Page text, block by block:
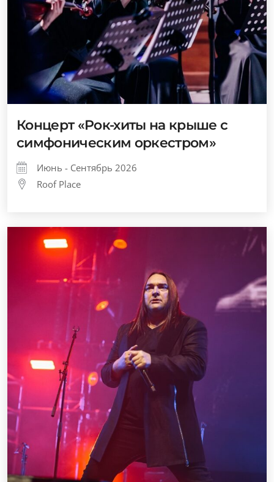
Концерт «Рок-хиты на крыше с
симфоническим оркестром»
Июнь - Сентябрь 2026
Roof Place